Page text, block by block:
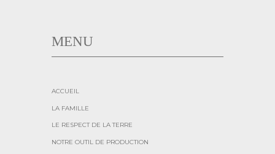
MENU
ACCUEIL
LA FAMILLE
LE RESPECT DE LA TERRE
NOTRE OUTIL DE PRODUCTION